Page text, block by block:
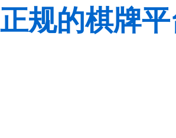
正规的棋牌